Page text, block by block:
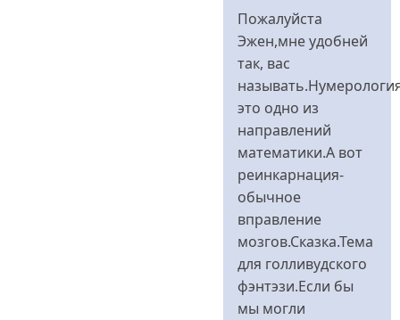
відповідь
до
Ну...
я
-
сторонница
від
Bitch
Girl
Пожалуйста
Эжен,мне удобней
так, вас
это одно из
направлений
математики.А вот
реинкарнация-
обычное
вправление
мозгов.Сказка.Тема
для голливудского
фэнтэзи.Если бы
мы могли